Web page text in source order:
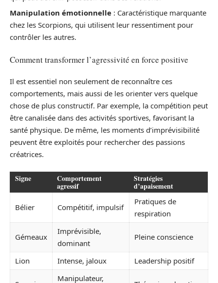
Manipulation émotionnelle : Caractéristique marquante
chez les Scorpions, qui utilisent leur ressentiment pour
contrôler les autres.
Comment transformer l’agressivité en force positive
Il est essentiel non seulement de reconnaître ces
comportements, mais aussi de les orienter vers quelque
chose de plus constructif. Par exemple, la compétition peut
être canalisée dans des activités sportives, favorisant la
santé physique. De même, les moments d’imprévisibilité
peuvent être exploités pour rechercher des passions
créatrices.
Signe Comportement
agressif
Stratégies
d’apaisement
Bélier Compétitif, impulsif
Pratiques de
respiration
Gémeaux
Imprévisible,
dominant
Pleine conscience
Lion Intense, jaloux Leadership positif
Manipulateur,